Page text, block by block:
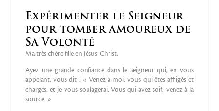
Expérimenter le Seigneur
pour tomber amoureux de
Sa Volonté
Ma très chère fille en Jésus-Christ,
Ayez une grande confiance dans le Seigneur qui, en vous
appelant, vous dit : « Venez à moi, vous qui êtes affligés et
chargés, et je vous soulagerai. Vous qui avez soif, venez à la
source. »